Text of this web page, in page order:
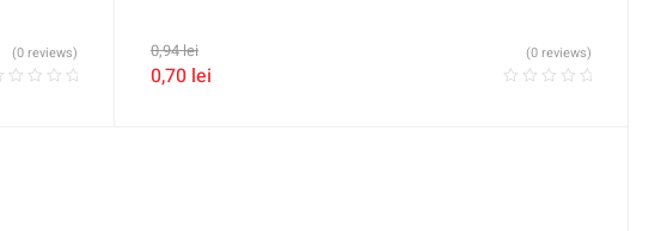
(0 reviews) 0,94lei
0,70 lei
(0 reviews)